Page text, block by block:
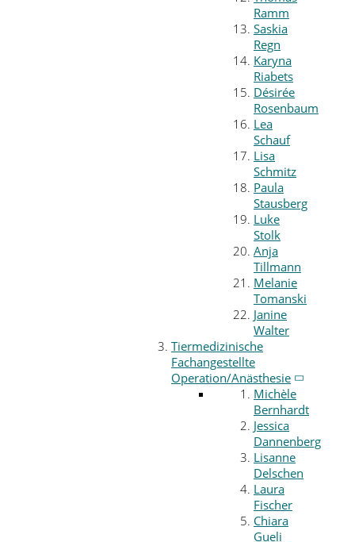
Ramm
Saskia
Regn
Karyna
Riabets
Désirée
Rosenbaum
Lea
Schauf
Lisa
Schmitz
Paula
Stausberg
Luke
Stolk
Anja
Tillmann
Melanie
Tomanski
Janine
Walter
Tiermedizinische
Fachangestellte
Operation/Anästhesie
Michèle
Bernhardt
Jessica
Dannenberg
Lisanne
Delschen
Laura
Fischer
Chiara
Gueli